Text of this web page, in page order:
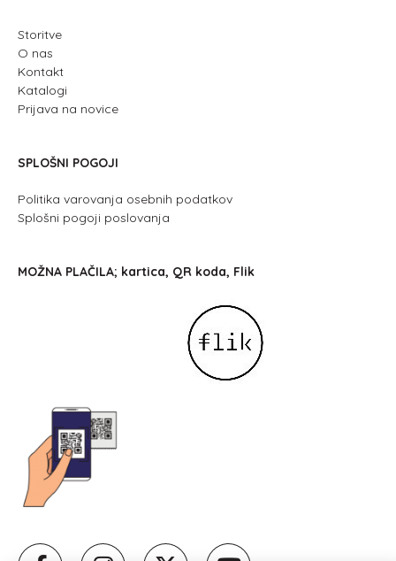
Storitve
O nas
Kontakt
Katalogi
Prijava na novice
SPLOŠNI POGOJI
Politika varovanja osebnih podatkov
Splošni pogoji poslovanja
MOŽNA PLAČILA; kartica, QR koda, Flik